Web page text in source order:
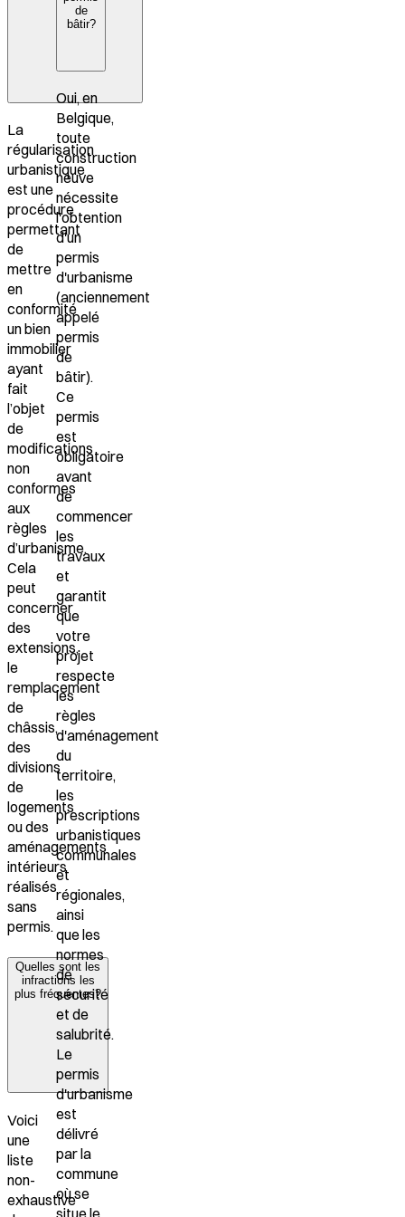
La
régularisation
urbanistique
est une
procédure
permettant
de
mettre
en
conformité
un bien
immobilier
ayant
fait
l’objet
de
modifications
non
conformes
aux
règles
d’urbanisme.
Cela
peut
concerner
des
extensions,
le
remplacement
de
châssis,
des
divisions
de
logements
ou des
aménagements
intérieurs
réalisés
sans
permis.
Quelles sont les
infractions les
plus fréquentes?
Voici
une
liste
non-
exhaustive
de
bâtir?
Oui, en
Belgique,
toute
construction
neuve
nécessite
l'obtention
d'un
permis
d'urbanisme
(anciennement
appelé
permis
de
bâtir).
Ce
permis
est
obligatoire
avant
de
commencer
les
travaux
et
garantit
que
votre
projet
respecte
les
règles
d'aménagement
du
territoire,
les
prescriptions
urbanistiques
communales
et
régionales,
ainsi
que les
normes
de
sécurité
et de
salubrité.
Le
permis
d'urbanisme
est
délivré
par la
commune
où se